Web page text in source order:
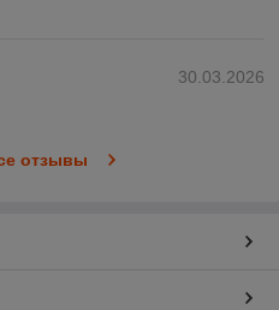
30.03.2026
отзывы